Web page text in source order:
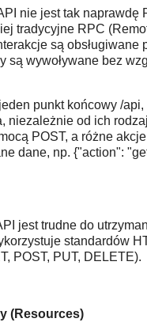
nie jest tak naprawdę
tradycyjne RPC
są obsługiwane
są wywoływane bez
punkt końcowy /api,
niezależnie od ich
POST, a różne
dane, np. {"action":
jest trudne do
standardów
POST, PUT, DELETE).
(Resources)